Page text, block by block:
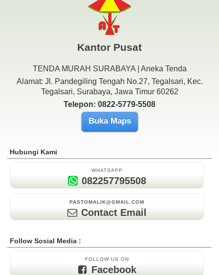
Kantor Pusat
TENDA MURAH SURABAYA | Aneka Tenda
Alamat: Jl. Pandegiling Tengah No.27, Tegalsari, Kec.
Tegalsari, Surabaya, Jawa Timur 60262
Telepon: 0822-5779-5508
Buka Maps
Hubungi Kami
WHATSAPP
082257795508
PASTOMALIK@GMAIL.COM
Contact Email
Follow Sosial Media :
FOLLOW US ON
Facebook